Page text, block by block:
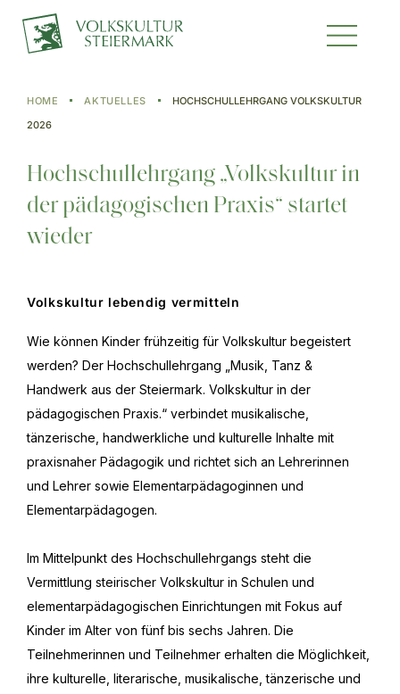
HOME AKTUELLES
HOCHSCHULLEHRGANG VOLKSKULTUR
2026
Hochschullehrgang „Volkskultur in
der pädagogischen Praxis“ startet
wieder
Volkskultur lebendig vermitteln
Wie können Kinder frühzeitig für Volkskultur begeistert
werden? Der Hochschullehrgang „Musik, Tanz &
Handwerk aus der Steiermark. Volkskultur in der
pädagogischen Praxis.“ verbindet musikalische,
tänzerische, handwerkliche und kulturelle Inhalte mit
praxisnaher Pädagogik und richtet sich an Lehrerinnen
und Lehrer sowie Elementarpädagoginnen und
Elementarpädagogen.
Im Mittelpunkt des Hochschullehrgangs steht die
Vermittlung steirischer Volkskultur in Schulen und
elementarpädagogischen Einrichtungen mit Fokus auf
Kinder im Alter von fünf bis sechs Jahren. Die
Teilnehmerinnen und Teilnehmer erhalten die Möglichkeit,
ihre kulturelle, literarische, musikalische, tänzerische und